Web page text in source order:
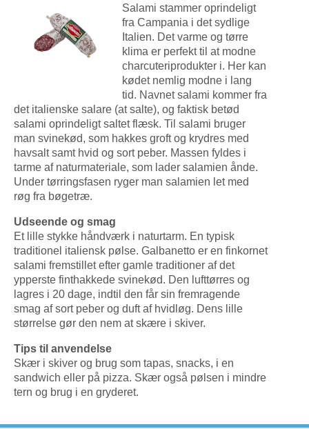
Salami stammer oprindeligt
fra Campania i det sydlige
Italien. Det varme og tørre
klima er perfekt til at modne
charcuteriprodukter i. Her kan
kødet nemlig modne i lang
tid. Navnet salami kommer fra
det italienske salare (at salte), og faktisk betød
salami oprindeligt saltet flæsk. Til salami bruger
man svinekød, som hakkes groft og krydres med
havsalt samt hvid og sort peber. Massen fyldes i
tarme af naturmateriale, som lader salamien ånde.
Under tørringsfasen ryger man salamien let med
røg fra bøgetræ.
Udseende og smag
Et lille stykke håndværk i naturtarm. En typisk
traditionel italiensk pølse. Galbanetto er en finkornet
salami fremstillet efter gamle traditioner af det
ypperste finthakkede svinekød. Den lufttørres og
lagres i 20 dage, indtil den får sin fremragende
smag af sort peber og duft af hvidløg. Dens lille
størrelse gør den nem at skære i skiver.
Tips til anvendelse
Skær i skiver og brug som tapas, snacks, i en
sandwich eller på pizza. Skær også pølsen i mindre
tern og brug i en gryderet.